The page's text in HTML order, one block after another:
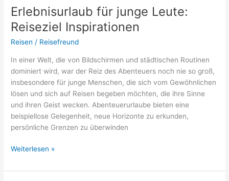
Dänemark
braun
im
Urlaub?
Erlebnisurlaub für junge Leute:
Reiseziel Inspirationen
Reisen / Reisefreund
In einer Welt, die von Bildschirmen und städtischen Routinen
dominiert wird, war der Reiz des Abenteuers noch nie so groß,
insbesondere für junge Menschen, die sich vom Gewöhnlichen
lösen und sich auf Reisen begeben möchten, die ihre Sinne
und ihren Geist wecken. Abenteuerurlaube bieten eine
beispiellose Gelegenheit, neue Horizonte zu erkunden,
persönliche Grenzen zu überwinden
Erlebnisurlaub
junge
Weiterlesen »